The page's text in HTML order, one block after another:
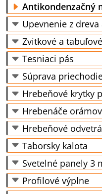
Antikondenzačný
Upevnenie z dreva
Zvitkové a
Tesniaci pás
Súprava
Hrebeňové krytky
Hrebenáče
Hrebeňové
Taborsky kalota
Svetelné panely 3
Profilové výplne